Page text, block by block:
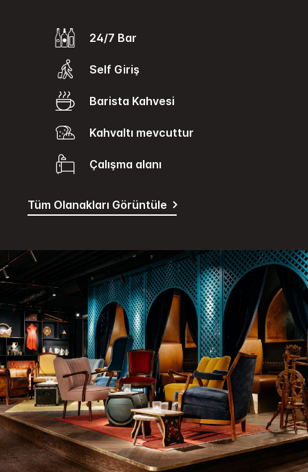
24/7 Bar
Self Giriş
Barista Kahvesi
Kahvaltı mevcuttur
Çalışma alanı
Tüm Olanakları Görüntüle